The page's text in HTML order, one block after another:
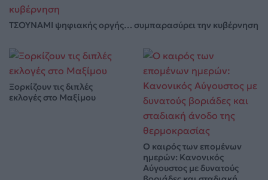
ΤΣΟΥΝΑΜΙ ψηφιακής οργής… συμπαρασύρει την κυβέρνηση
Ξορκίζουν τις διπλές
εκλογές στο Μαξίμου
Ο καιρός των επομένων
ημερών: Κανονικός
Αύγουστος με δυνατούς